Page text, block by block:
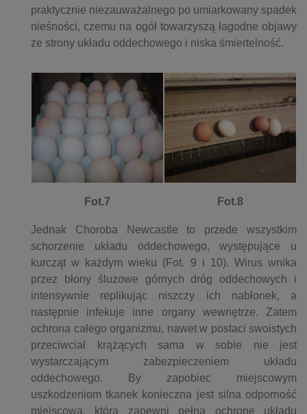
praktycznie niezauważalnego po umiarkowany spadek
nieśności, czemu na ogół towarzyszą łagodne objawy
ze strony układu oddechowego i niska śmiertelność.
Fot.7 Fot.8
Jednak Choroba Newcastle to przede wszystkim
schorzenie układu oddechowego, występujące u
kurcząt w każdym wieku (Fot. 9 i 10). Wirus wnika
przez błony śluzowe górnych dróg oddechowych i
intensywnie replikując niszczy ich nabłonek, a
następnie infekuje inne organy wewnętrze. Zatem
ochrona całego organizmu, nawet w postaci swoistych
przeciwciał krążących sama w sobie nie jest
wystarczającym zabezpieczeniem układu
oddechowego. By zapobiec miejscowym
uszkodzeniom tkanek konieczna jest silna odporność
miejscowa, która zapewni pełną ochronę układu